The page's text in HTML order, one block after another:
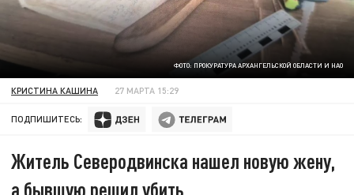
ФОТО: ПРОКУРАТУРА АРХАНГЕЛЬСКОЙ ОБЛАСТИ И НАО
КРИСТИНА КАШИНА 27 МАРТА 15:29
ПОДПИШИТЕСЬ:
Житель Северодвинска нашел новую жену,
а бывшую решил убить